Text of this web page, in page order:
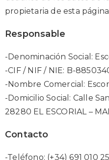
propietaria de esta
Responsable
-Denominación Social:
-CIF / NIF / NIE: B-
-Nombre Comercial:
-Domicilio Social: Calle
28280 EL ESCORIAL –
Contacto
-Teléfono: (+34) 691 010